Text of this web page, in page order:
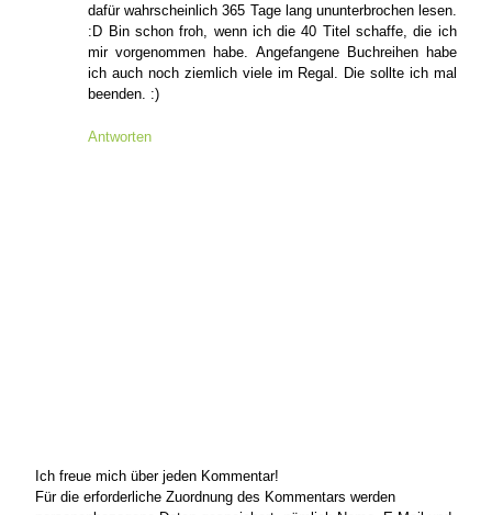
dafür wahrscheinlich 365 Tage lang ununterbrochen lesen.
:D Bin schon froh, wenn ich die 40 Titel schaffe, die ich
mir vorgenommen habe. Angefangene Buchreihen habe
ich auch noch ziemlich viele im Regal. Die sollte ich mal
beenden. :)
Antworten
Ich freue mich über jeden Kommentar!
Für die erforderliche Zuordnung des Kommentars werden